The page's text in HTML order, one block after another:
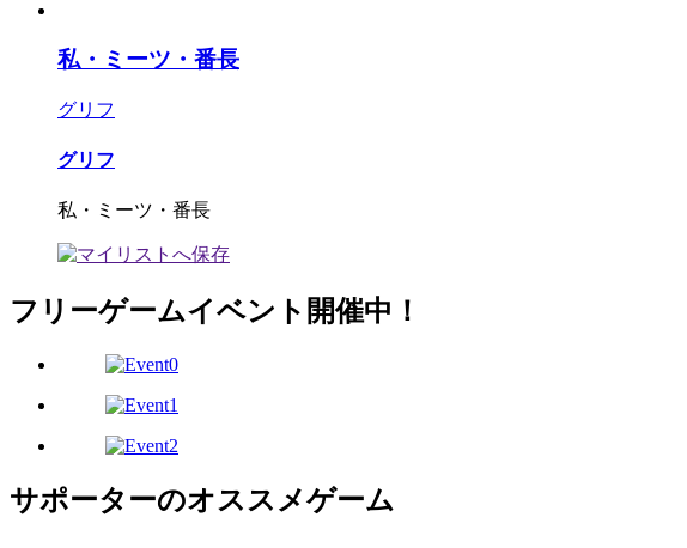
私・ミーツ・番長
グリフ
グリフ
私・ミーツ・番長
フリーゲームイベント開催中！
サポーターのオススメゲーム